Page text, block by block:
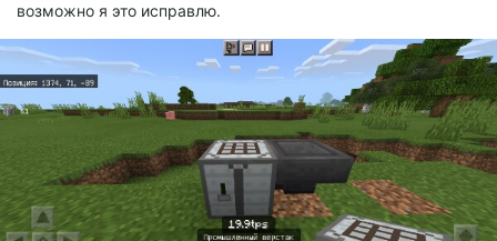
возможно я это исправлю.